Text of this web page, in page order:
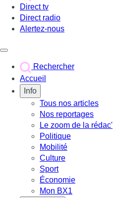
Direct tv
Direct radio
Alertez-nous
Rechercher
Accueil
Info
Tous nos articles
Nos reportages
Le zoom de la rédac'
Politique
Mobilité
Culture
Sport
Économie
Mon BX1